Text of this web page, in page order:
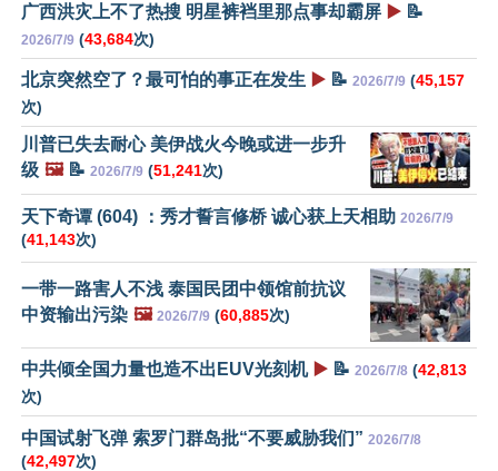
广西洪灾上不了热搜 明星裤裆里那点事却霸屏 ▶️ 📝
2026/7/9 (43,684次)
北京突然空了？最可怕的事正在发生 ▶️ 📝 2026/7/9 (45,157
次)
川普已失去耐心 美伊战火今晚或进一步升
级 🖼️📝 2026/7/9 (51,241次)
天下奇谭 (604) ：秀才誓言修桥 诚心获上天相助 2026/7/9
(41,143次)
一带一路害人不浅 泰国民团中领馆前抗议
中资输出污染 🖼️ 2026/7/9 (60,885次)
中共倾全国力量也造不出EUV光刻机 ▶️ 📝 2026/7/8 (42,813
次)
中国试射飞弹 索罗门群岛批“不要威胁我们” 2026/7/8
(42,497次)